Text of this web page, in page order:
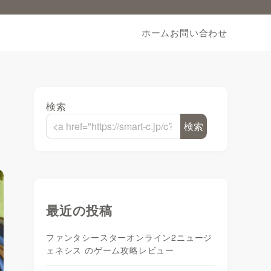
ホームお問い合わせ
検索
検索
最近の投稿
ファンタシースターオンライン2ニュージ
ェネシス のゲーム攻略レビュー